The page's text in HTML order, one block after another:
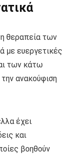
θεραπεία των
με ευεργετικές
των κάτω
ανακούφιση
έχει
και
βοηθούν